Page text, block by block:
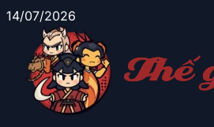
14/07/2026